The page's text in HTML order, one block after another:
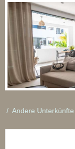
/ Andere Unterkünfte